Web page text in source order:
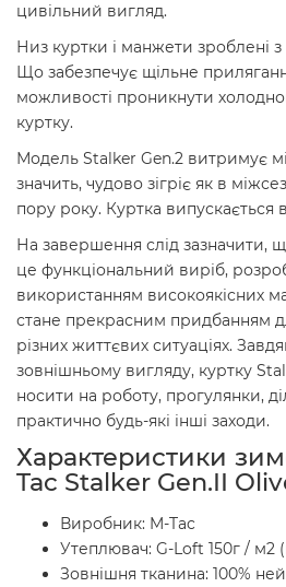
цивільний вигляд.
Низ куртки і манжети зроблені
Що забезпечує щільне
можливості проникнути
куртку.
Модель Stalker Gen.2 витримує
значить, чудово зігріє як в
пору року. Куртка випускається
На завершення слід зазначити,
це функціональний виріб,
використанням високоякісних
стане прекрасним придбанням
різних життєвих ситуаціях.
зовнішньому вигляду, куртку
носити на роботу, прогулянки,
практично будь-які інші заходи.
Характеристики
Tac Stalker Gen.II
Виробник: M-Tac
Утеплювач: G-Loft 150г / м2
Зовнішня тканина: 100%